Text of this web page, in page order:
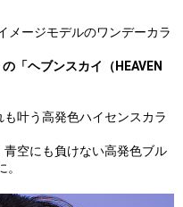
メージモデルのワンデーカラ
の 「ヘブンスカイ（HEAVEN
叶う高発色ハイセンスカラ
空にも負けない高発色ブル